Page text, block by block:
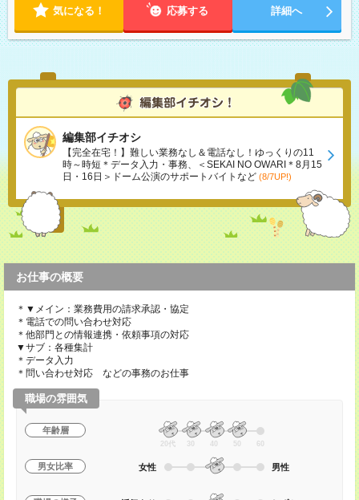
気になる！ 応募する 詳細へ
編集部イチオシ
【完全在宅！】難しい業務なし＆電話なし！ゆっくりの11
時～時短＊データ入力・事務、＜SEKAI NO OWARI＊8月15
日・16日＞ドーム公演のサポートバイトなど (8/7UP!)
お仕事の概要
＊▼メイン：業務費用の請求承認・協定
＊電話での問い合わせ対応
＊他部門との情報連携・依頼事項の対応
▼サブ：各種集計
＊データ入力
＊問い合わせ対応 などの事務のお仕事
職場の雰囲気
年齢層
20代 30 40 50 60
男女比率 女性 男性